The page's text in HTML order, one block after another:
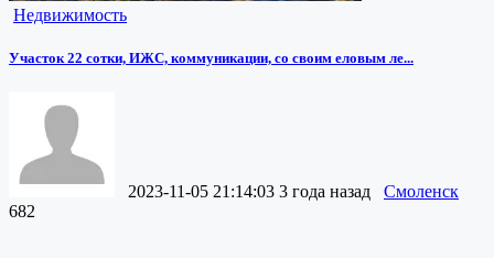
Недвижимость
Участок 22 сотки, ИЖС, коммуникации, со своим еловым ле...
2023-11-05 21:14:03 3 года назад
Смоленск
682